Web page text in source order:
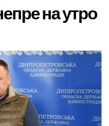
на утро